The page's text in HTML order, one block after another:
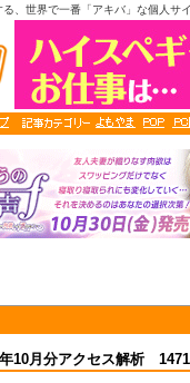
、世界で一番「アキバ」な個人サ
10月分アクセス解析